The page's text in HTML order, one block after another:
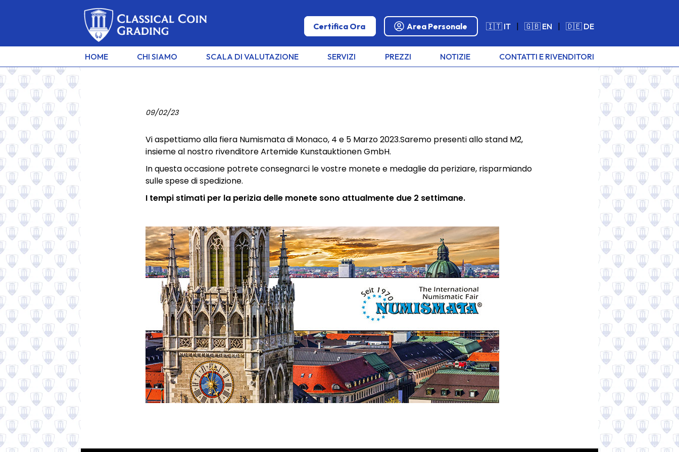
Certifica Ora Area Personale 🇮🇹 IT 🇬🇧 EN 🇩🇪 DE
HOME CHI SIAMO SCALA DI VALUTAZIONE SERVIZI PREZZI NOTIZIE CONTATTI E RIVENDITORI
NUMISMATA 2023
Sabato 4 e domenica 5 marzo 2023, vi
di Baviera!
09/02/23
Vi aspettiamo alla fiera Numismata di Monaco, 4 e 5 Marzo 2023.Saremo presenti allo stand M2,
insieme al nostro rivenditoreArtemide Kunstauktionen GmbH.
In questa occasione potrete consegnarci le vostre monete e medaglie da periziare, risparmiando
sulle spese di spedizione.
I tempi stimati per la perizia delle monete sono attualmente due 2 settimane.